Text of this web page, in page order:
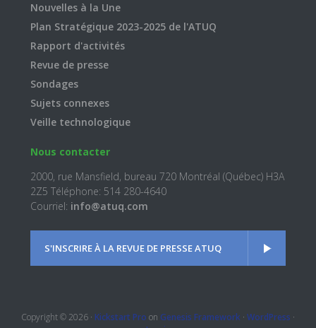
Nouvelles à la Une
Plan Stratégique 2023-2025 de l'ATUQ
Rapport d'activités
Revue de presse
Sondages
Sujets connexes
Veille technologique
Nous contacter
2000, rue Mansfield, bureau 720 Montréal (Québec) H3A
2Z5 Téléphone: 514 280-4640
Courriel: info@atuq.com
S'INSCRIRE À LA REVUE DE PRESSE ATUQ
Copyright © 2026 · Kickstart Pro on Genesis Framework · WordPress ·